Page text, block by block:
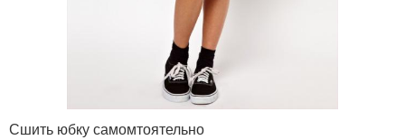
Сшить юбку самомтоятельно